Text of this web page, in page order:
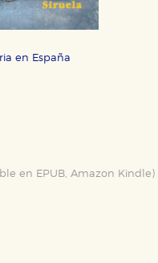
en España
en EPUB,Amazon Kindle )